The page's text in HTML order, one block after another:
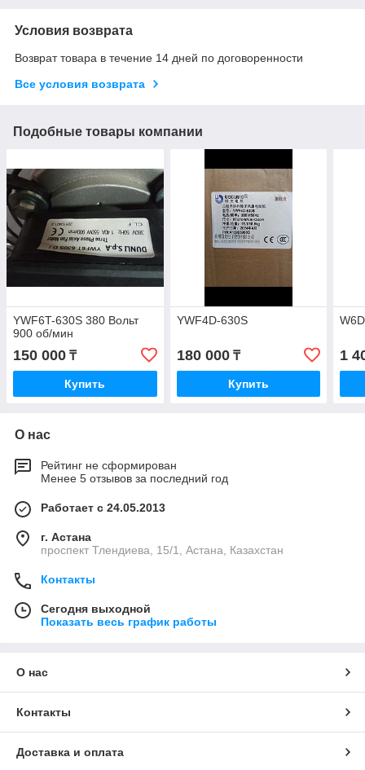
Условия возврата
Возврат товара в течение 14 дней по договоренности
Все условия возврата
Подобные товары компании
YWF6T-630S 380 Вольт
900 об/мин
150 000 ₸
Купить
YWF4D-630S
180 000₸
Купить
1
О нас
Рейтинг не сформирован
Менее 5 отзывов за последний год
Работает с 24.05.2013
г. Астана
проспект Тлендиева, 15/1, Астана, Казахстан
Контакты
Сегодня выходной
Показать весь график работы
О нас
Контакты
Доставка и оплата